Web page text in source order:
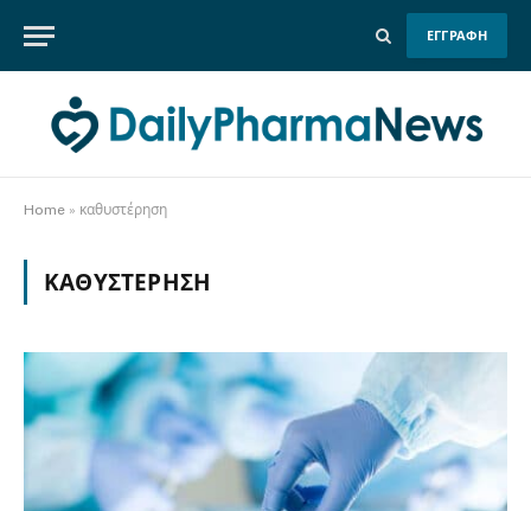
ΕΓΓΡΑΦΗ
Home » καθυστέρηση
ΚΑΘΥΣΤΈΡΗΣΗ